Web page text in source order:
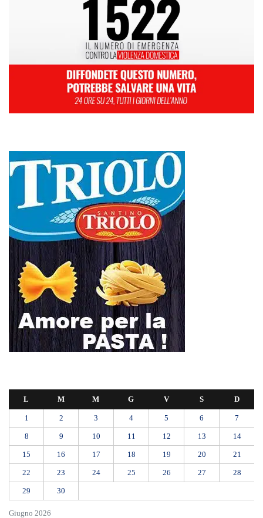
Giugno 2026
L M M G V S D
1 2 3 4 5 6 7
8 9 10 11 12 13 14
15 16 17 18 19 20 21
22 23 24 25 26 27 28
29 30